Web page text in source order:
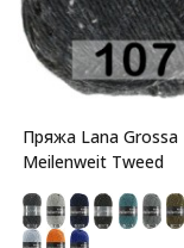
Пряжа Lana Grossa
Meilenweit Tweed